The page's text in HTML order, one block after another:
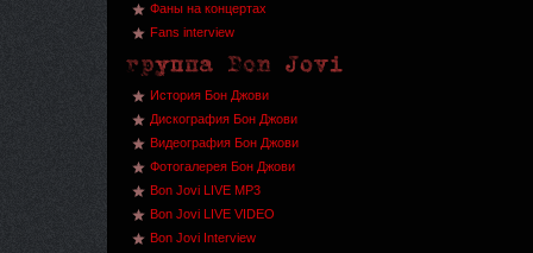
Фаны на концертах
Fans interview
История Бон Джови
Дискография Бон Джови
Видеография Бон Джови
Фотогалерея Бон Джови
Bon Jovi LIVE MP3
Bon Jovi LIVE VIDEO
Bon Jovi Interview